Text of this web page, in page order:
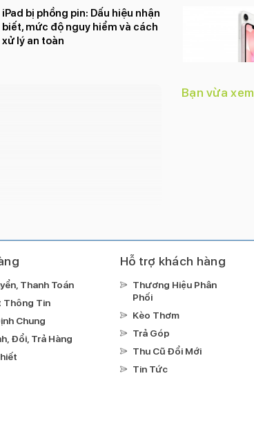
iPad bị phồng pin: Dấu hiệu nhận
biết, mức độ nguy hiểm và cách
xử lý an toàn
Bạn vừa xem
Thanh Toán
Thông Tin
Chung
Đổi, Trả Hàng
Hỗ trợ khách hàng
Thương Hiệu Phân
Phối
Kèo Thơm
Trả Góp
Thu Cũ Đổi Mới
Tin Tức